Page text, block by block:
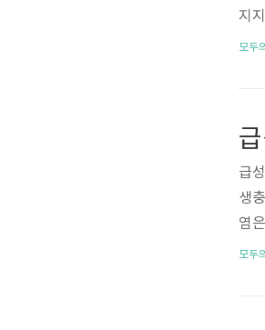
지
양
원
모두
급
생
염
인
모두